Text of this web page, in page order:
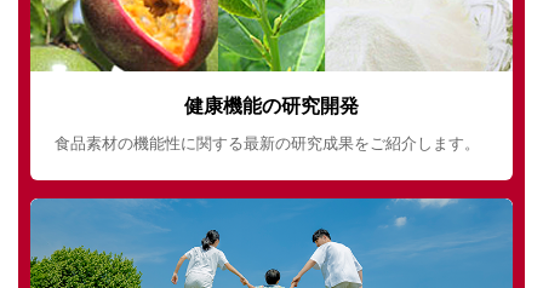
健康機能の研究開発
食品素材の機能性に関する最新の研究成果をご紹介します。